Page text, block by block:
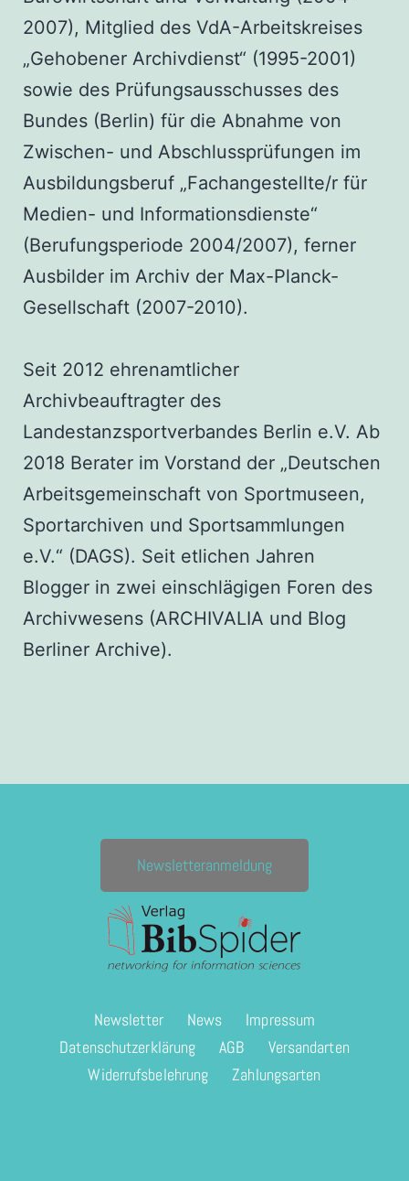
2007), Mitglied des VdA-Arbeitskreises
„Gehobener Archivdienst“ (1995-2001)
sowie des Prüfungsausschusses des
Bundes (Berlin) für die Abnahme von
Zwischen- und Abschlussprüfungen im
Ausbildungsberuf „Fachangestellte/r für
Medien- und Informationsdienste“
(Berufungsperiode 2004/2007), ferner
Ausbilder im Archiv der Max-Planck-
Gesellschaft (2007-2010).
Seit 2012 ehrenamtlicher
Archivbeauftragter des
Landestanzsportverbandes Berlin e.V. Ab
2018 Berater im Vorstand der „Deutschen
Arbeitsgemeinschaft von Sportmuseen,
Sportarchiven und Sportsammlungen
e.V.“ (DAGS). Seit etlichen Jahren
Blogger in zwei einschlägigen Foren des
Archivwesens (ARCHIVALIA und Blog
Berliner Archive).
Newsletteranmeldung
Newsletter News
Impressum
Datenschutzerklärung
AGB
Versandarten
Widerrufsbelehrung
Zahlungsarten